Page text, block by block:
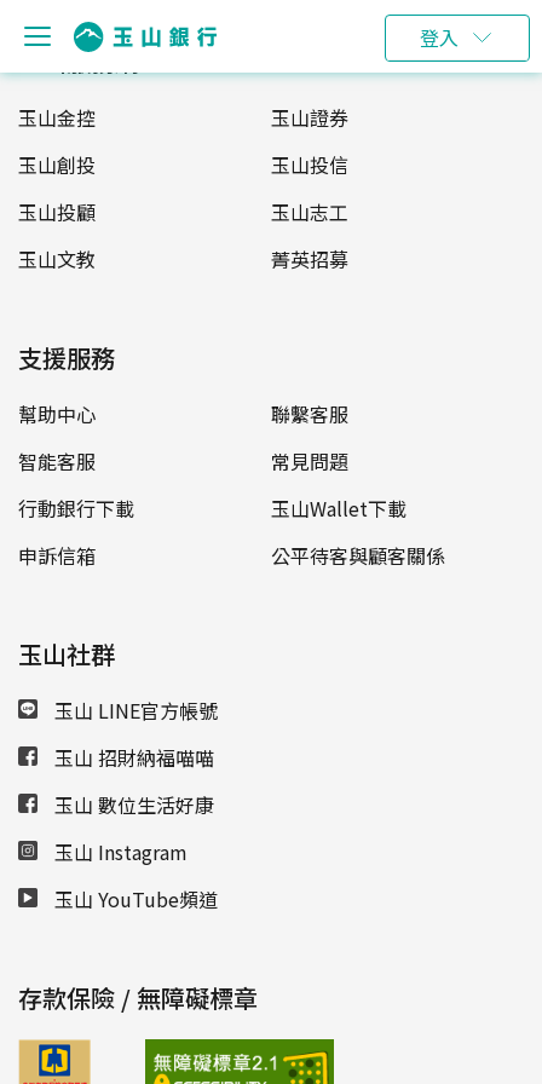
登入
玉山服務網
玉山金控
玉山證券
玉山創投
玉山投信
玉山投顧
玉山志工
玉山文教
菁英招募
支援服務
幫助中心
聯繫客服
智能客服
常見問題
行動銀行下載
玉山Wallet下載
申訴信箱
公平待客與顧客關係
玉山社群
玉山 LINE官方帳號
玉山 招財納福喵喵
玉山 數位生活好康
玉山 Instagram
玉山 YouTube頻道
存款保險 / 無障礙標章